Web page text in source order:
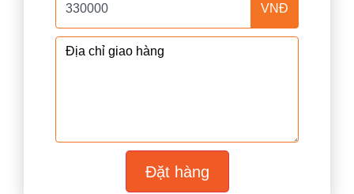
VNĐ
Đặt hàng